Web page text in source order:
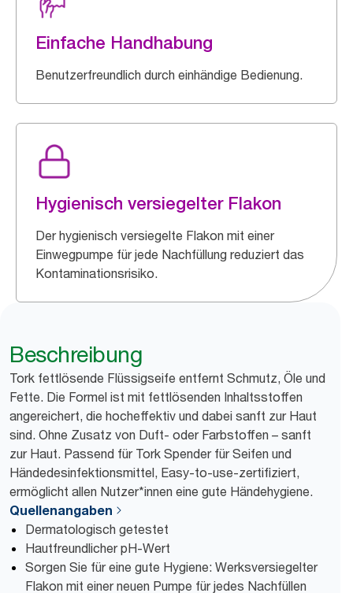
Einfache Handhabung
Benutzerfreundlich durch einhändige Bedienung.
Hygienisch versiegelter Flakon
Der hygienisch versiegelte Flakon mit einer
Einwegpumpe für jede Nachfüllung reduziert das
Kontaminationsrisiko.
Beschreibung
Tork fettlösende Flüssigseife entfernt Schmutz, Öle und
Fette. Die Formel ist mit fettlösenden Inhaltsstoffen
angereichert, die hocheffektiv und dabei sanft zur Haut
sind. Ohne Zusatz von Duft- oder Farbstoffen – sanft
zur Haut. Passend für Tork Spender für Seifen und
Händedesinfektionsmittel, Easy-to-use-zertifiziert,
ermöglicht allen Nutzer*innen eine gute Händehygiene.
Quellenangaben
Dermatologisch getestet
Hautfreundlicher pH-Wert
Sorgen Sie für eine gute Hygiene: Werksversiegelter
Flakon mit einer neuen Pumpe für jedes Nachfüllen